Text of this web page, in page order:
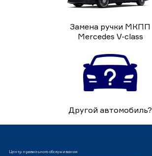
Замена ручки МКПП
Mercedes V-class
Другой автомобиль?
Центр правильного обслуживания